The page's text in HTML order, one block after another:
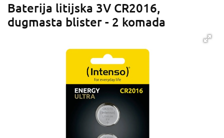
Baterija litijska 3V CR2016,
dugmasta blister - 2 komada